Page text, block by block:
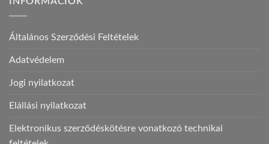
Általános Szerződési Feltételek
Adatvédelem
Jogi nyilatkozat
Elállási nyilatkozat
Elektronikus szerződéskötésre vonatkozó technikai